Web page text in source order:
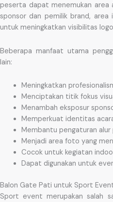
peserta dapat menemukan area
sponsor dan pemilik brand,
untuk meningkatkan visibilitas
Beberapa manfaat utama
lain:
Meningkatkan
Menciptakan titik fokus
Menambah eksposur
Memperkuat identitas
Membantu pengaturan alur
Menjadi area foto yang
Cocok untuk kegiatan
Dapat digunakan untuk
Balon Gate Pati untuk Sport
Sport event merupakan salah